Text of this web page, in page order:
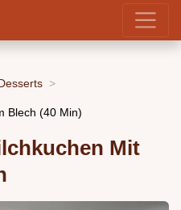
Blech (40 Min)
Mit